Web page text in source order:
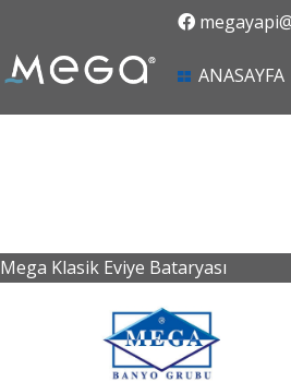
ANASAYFA
Mega Klasik Eviye Bataryası